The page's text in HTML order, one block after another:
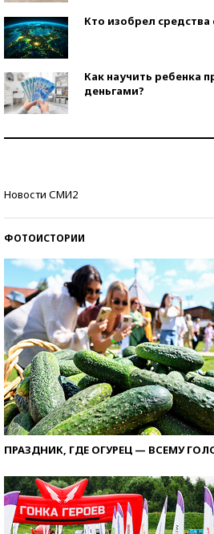
Кто изобрел средства
Как научить ребенка
деньгами?
Новости СМИ2
ФОТОИСТОРИИ
ПРАЗДНИК, ГДЕ ОГУРЕЦ — ВСЕМУ